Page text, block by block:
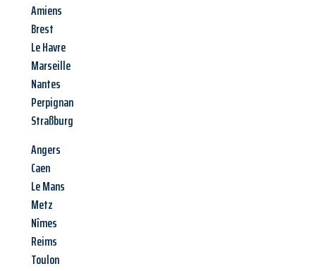
Amiens
Brest
Le Havre
Marseille
Nantes
Perpignan
Straßburg
Angers
Caen
Le Mans
Metz
Nîmes
Reims
Toulon